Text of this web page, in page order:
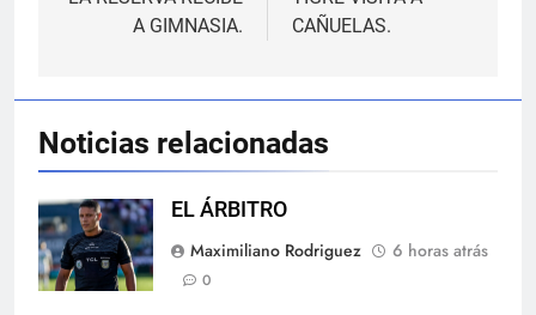
A GIMNASIA.
CAÑUELAS.
Noticias relacionadas
EL ÁRBITRO
Maximiliano Rodriguez
6 horas atrás
0